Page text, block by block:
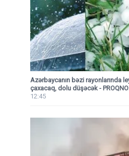
Azərbaycanın bəzi rayonlarında
çaxacaq, dolu düşəcək -
12:45